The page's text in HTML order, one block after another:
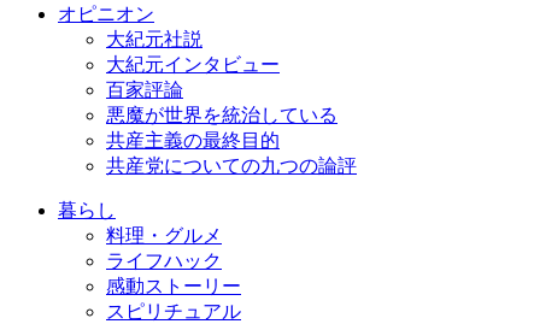
オピニオン
大紀元社説
大紀元インタビュー
百家評論
悪魔が世界を統治している
共産主義の最終目的
共産党についての九つの論評
暮らし
料理・グルメ
ライフハック
感動ストーリー
スピリチュアル